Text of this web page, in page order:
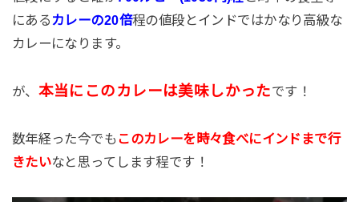
にある カレーの20倍程の値段とインドではかなり高級な
カレーになります。
が、 本当にこのカレーは美味しかったです！
数年経った今でも このカレーを時々食べにインドまで行
きたいなと思ってします程です！